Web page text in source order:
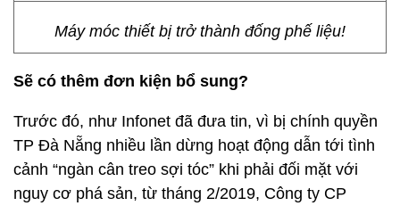
Máy móc thiết bị trở thành đống phế liệu!
Sẽ có thêm đơn kiện bổ sung?
Trước đó, như Infonet đã đưa tin, vì bị chính quyền
TP Đà Nẵng nhiều lần dừng hoạt động dẫn tới tình
cảnh “ngàn cân treo sợi tóc” khi phải đối mặt với
nguy cơ phá sản, từ tháng 2/2019, Công ty CP